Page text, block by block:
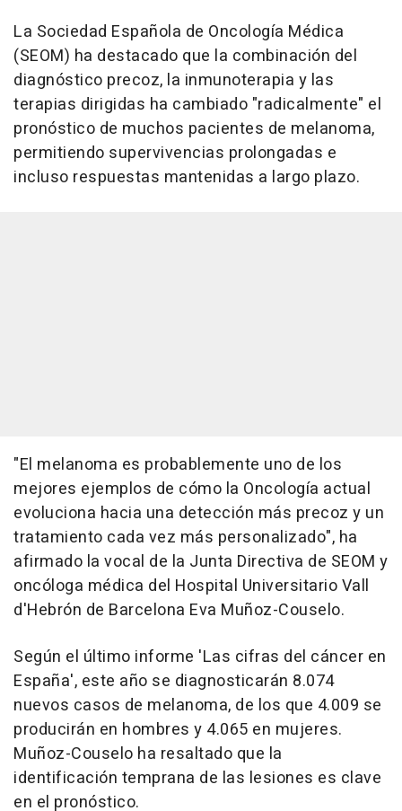
La Sociedad Española de Oncología Médica
(SEOM) ha destacado que la combinación del
diagnóstico precoz, la inmunoterapia y las
terapias dirigidas ha cambiado "radicalmente" el
pronóstico de muchos pacientes de melanoma,
permitiendo supervivencias prolongadas e
incluso respuestas mantenidas a largo plazo.
"El melanoma es probablemente uno de los
mejores ejemplos de cómo la Oncología actual
evoluciona hacia una detección más precoz y un
tratamiento cada vez más personalizado", ha
afirmado la vocal de la Junta Directiva de SEOM y
oncóloga médica del Hospital Universitario Vall
d'Hebrón de Barcelona Eva Muñoz-Couselo.
Según el último informe 'Las cifras del cáncer en
España', este año se diagnosticarán 8.074
nuevos casos de melanoma, de los que 4.009 se
producirán en hombres y 4.065 en mujeres.
Muñoz-Couselo ha resaltado que la
identificación temprana de las lesiones es clave
en el pronóstico.